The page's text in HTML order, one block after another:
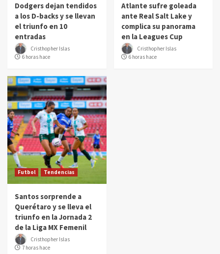
Dodgers dejan tendidos
a los D-backs y se llevan
el triunfo en 10
entradas
Cristhopher Islas
6 horas hace
Atlante sufre goleada
ante Real Salt Lake y
complica su panorama
en la Leagues Cup
Cristhopher Islas
6 horas hace
Futbol Tendencias
Santos sorprende a
Querétaro y se lleva el
triunfo en la Jornada 2
de la Liga MX Femenil
Cristhopher Islas
7 horas hace